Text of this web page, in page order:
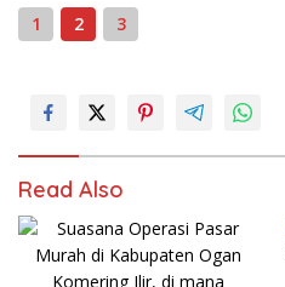
1
2 3
Read Also